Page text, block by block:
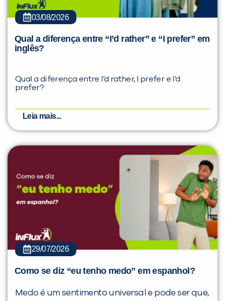
03/08/2026
Qual a diferença entre “I’d rather” e “I prefer” em
inglês?
Qual a diferença entre I’d rather, I prefer e I’d
prefer?
Leia mais...
29/07/2026
Como se diz “eu tenho medo” em espanhol?
Medo é um sentimento universal e pode ser que,